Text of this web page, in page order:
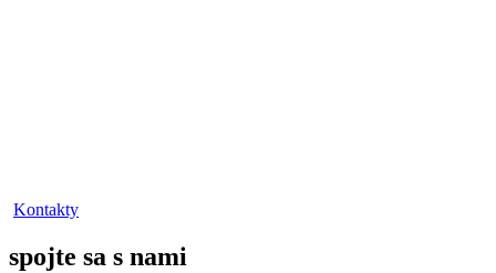
Kontakty
spojte sa s nami